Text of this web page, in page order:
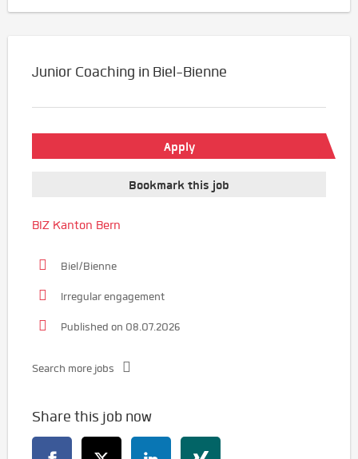
Junior Coaching in Biel-Bienne
Apply
Bookmark this job
BIZ Kanton Bern
Biel/Bienne
Irregular engagement
Published on 08.07.2026
Search more jobs
Share this job now